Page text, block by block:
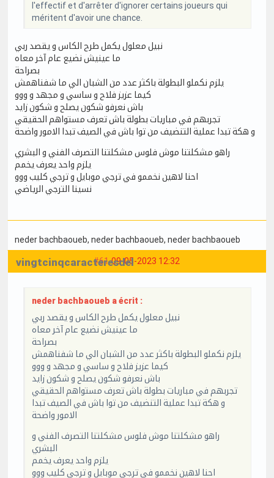
l'effectif et d'arrêter d'ignorer certains joueurs qui
méritent d'avoir une chance.
نبيل معلول يكمل طرح الكاس و يقصد ربي
ما عينيش نضيع عام آخر معاه
بصراحة
يلزم نكملو البطولة باكثر عدد من الشبان الي ما شفناهمش
كيما عزيز فلاح و ساسي و مجهد و ووو
باش نعرفو شكون يصلح و شكون زايد
تجربهم في مباريات بطولة باش تعرف مستواهم الحقيقي
و هكة تبدا عملية التنضيف من توا باش في الصيف تبدا الامور واضحة
راهو مشكلتنا موش فلوس مشكلتنا التصرف الفني و البشري
يلزم واحد يعرف يخمم
احنا لاهين نخممو في ترجي موبايل و ترجي كليب ووو
نسينا الترجي الرياضي
neder bachbaoueb, neder bachbaoueb, neder bachbaoueb
#61 09-05-2023 12:32
vingtcinqcaracteresdelong
neder bachbaoueb a écrit :
نبيل معلول يكمل طرح الكاس و يقصد ربي
ما عينيش نضيع عام آخر معاه
بصراحة
يلزم نكملو البطولة باكثر عدد من الشبان الي ما شفناهمش
كيما عزيز فلاح و ساسي و مجهد و ووو
باش نعرفو شكون يصلح و شكون زايد
تجربهم في مباريات بطولة باش تعرف مستواهم الحقيقي
و هكة تبدا عملية التنضيف من توا باش في الصيف تبدا
الامور واضحة
راهو مشكلتنا موش فلوس مشكلتنا التصرف الفني و
البشري
يلزم واحد يعرف يخمم
احنا لاهين نخممو في ترجي موبايل و ترجي كليب ووو